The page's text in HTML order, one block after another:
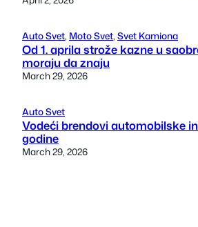
Auto Svet, Moto Svet, Svet Kamiona
Od 1. aprila strože kazne u
moraju da znaju
March 29, 2026
Auto Svet
Vodeći brendovi automobilske
godine
March 29, 2026